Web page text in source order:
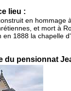
lieu :
en hommage
et mort à
en 1888 la chapelle
du pensionnat